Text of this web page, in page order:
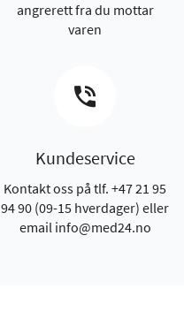
angrerett fra du mottar
varen
Kundeservice
Kontakt oss på tlf. +47 21 95
94 90 (09-15 hverdager) eller
email info@med24.no